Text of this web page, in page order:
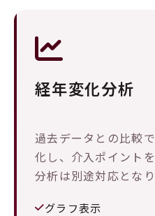
経年変化分析
過去データとの比較
化し、介入ポイント
分析は別途対応となり
グラフ表示